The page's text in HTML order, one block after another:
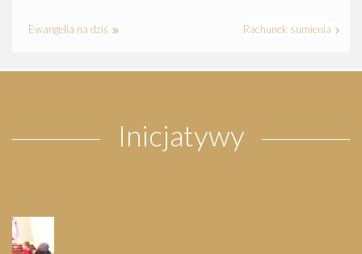
Ewangelia na dziś Rachunek sumienia
Inicjatywy